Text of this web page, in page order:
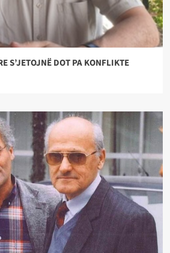
S’JETOJNË DOT PA KONFLIKTE